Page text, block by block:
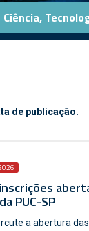
Ciência,
de publicação.
inscrições
PUC-SP
a abertura